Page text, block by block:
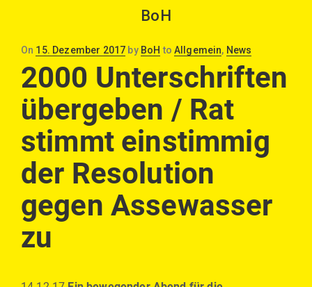
BoH
On Posted
on
15. Dezember 2017 by BoH to Allgemein, News
2000 Unterschriften
übergeben / Rat
stimmt einstimmig
der Resolution
gegen Assewasser
zu